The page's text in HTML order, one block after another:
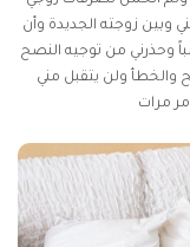
وبين زوجته الجديدة وأن
وحذرني من توجيه النصح
والخطأ ولن يتقبل مني
مرات